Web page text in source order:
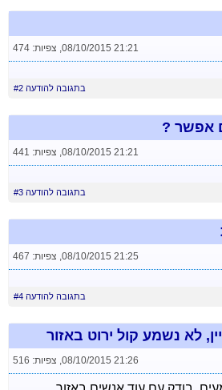
08/10/2015 21:21
, צפיות: 474
בתגובה להודעה #2
אפשר ?
08/10/2015 21:21
, צפיות: 441
בתגובה להודעה #3
08/10/2015 21:25
, צפיות: 467
בתגובה להודעה #4
לא נשמע קול ירוט באזור
08/10/2015 21:26
, צפיות: 516